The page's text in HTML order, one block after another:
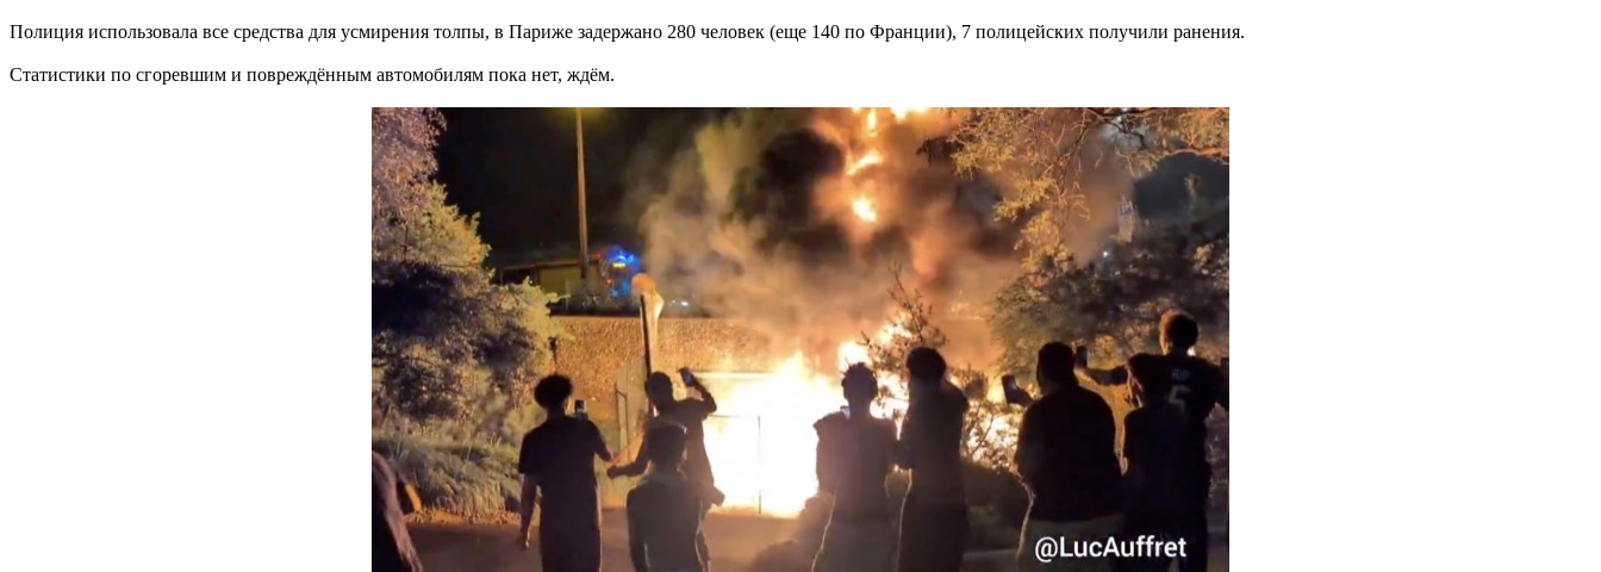
Полиция использовала все средства для усмирения толпы, в Париже задержано 280 человек (еще 140 по Франции), 7 полицейских получили ранения.
Статистики по сгоревшим и повреждённым автомобилям пока нет, ждём.